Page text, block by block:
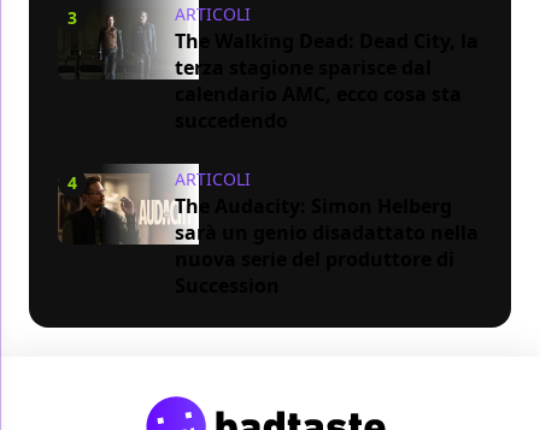
3 ARTICOLI
The Walking Dead: Dead City, la
terza stagione sparisce dal
4 ARTICOLI
The Audacity: Simon Helberg
sarà un genio disadattato nella